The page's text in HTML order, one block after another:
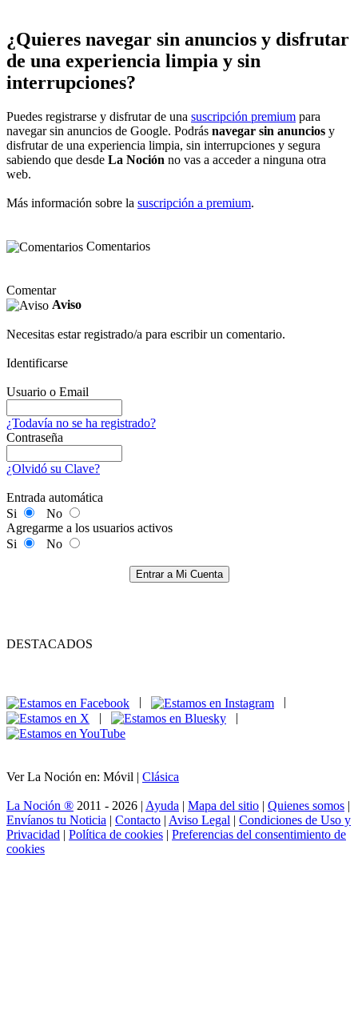
¿Quieres navegar sin anuncios y disfrutar
de una experiencia limpia y sin
interrupciones?
Puedes registrarse y disfrutar de una suscripción premium para
navegar sin anuncios de Google. Podrás navegar sin anuncios y
disfrutar de una experiencia limpia, sin interrupciones y segura
sabiendo que desde La Noción no vas a acceder a ninguna otra
web.
Más información sobre la suscripción a premium.
Comentarios
Comentar
Aviso
Necesitas estar registrado/a para escribir un comentario.
Identificarse
Usuario o Email
¿Todavía no se ha registrado?
Contraseña
¿Olvidó su Clave?
Entrada automática
Si
No
Agregarme a los usuarios activos
Si
No
Entrar a Mi Cuenta
DESTACADOS
|
|
Ver La Noción en: Móvil | Clásica
La Noción ® 2011 - 2026 | Ayuda | Mapa del sitio | Quienes somos |
Envíanos tu Noticia | Contacto | Aviso Legal | Condiciones de Uso y
Privacidad | Política de cookies | Preferencias del consentimiento de
cookies